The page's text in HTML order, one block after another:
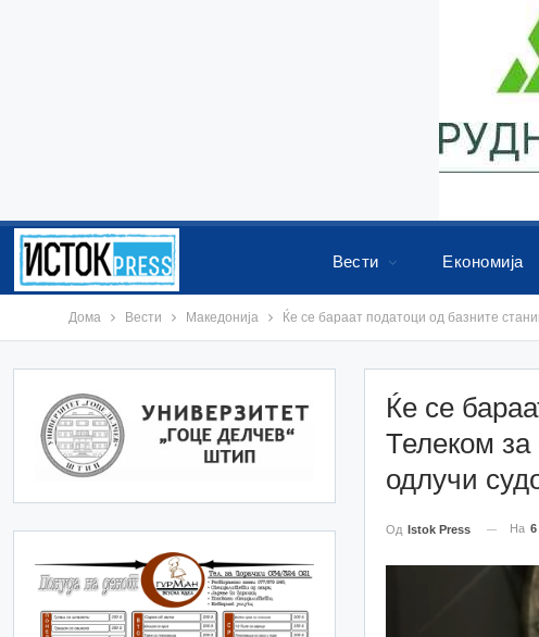
Вести Економија
Дома Вести Македонија Ќе се бараат податоци од базните
Ќе се
Телеком за
одлучи
Од Istok Press На 6